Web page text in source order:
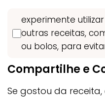
experimente
outras receitas,
ou bolos, para
Compartilhe e
Se gostou da